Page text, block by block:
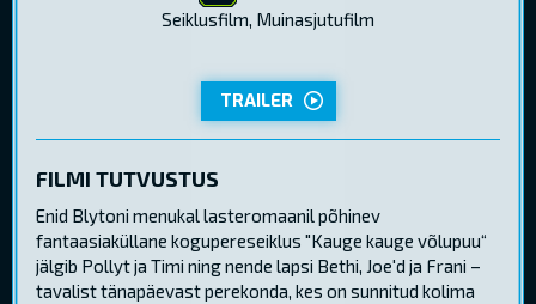
Seiklusfilm, Muinasjutufilm
TRAILER
FILMI TUTVUSTUS
Enid Blytoni menukal lasteromaanil põhinev
fantaasiaküllane kogupereseiklus "Kauge kauge võlupuu“
jälgib Pollyt ja Timi ning nende lapsi Bethi, Joe'd ja Frani –
tavalist tänapäevast perekonda, kes on sunnitud kolima